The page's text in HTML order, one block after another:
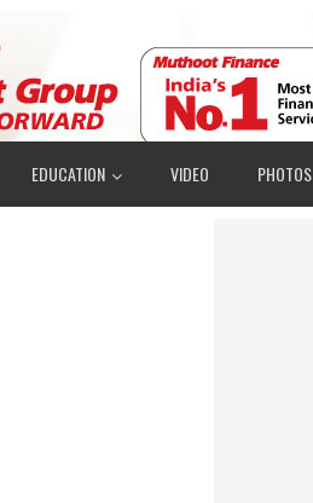
EDUCATION VIDEO PHOTOS